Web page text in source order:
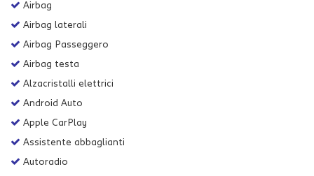
Airbag
Airbag laterali
Airbag Passeggero
Airbag testa
Alzacristalli elettrici
Android Auto
Apple CarPlay
Assistente abbaglianti
Autoradio